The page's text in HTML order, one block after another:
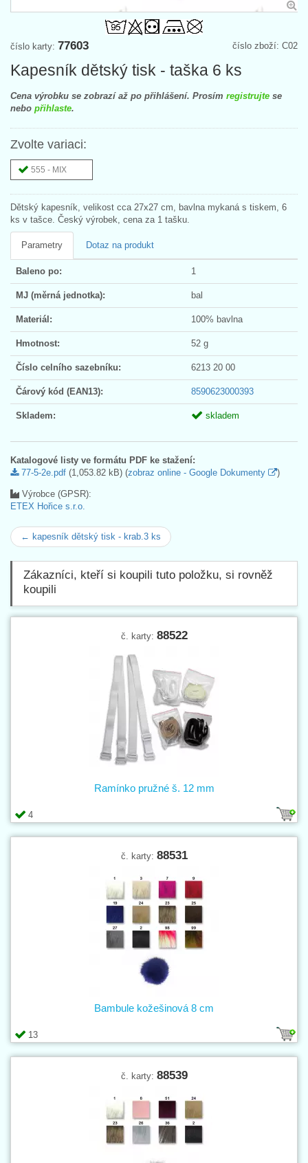
číslo zboží: C02
číslo karty: 77603
Kapesník dětský tisk - taška 6 ks
Cena výrobku se zobrazí až po přihlášení. Prosím registrujte se
nebo přihlaste.
Zvolte variaci:
555 - MIX
Dětský kapesník, velikost cca 27x27 cm, bavlna mykaná s tiskem, 6
ks v tašce. Český výrobek, cena za 1 tašku.
Parametry Dotaz na produkt
Baleno po: 1
MJ (měrná jednotka): bal
Materiál: 100% bavlna
Hmotnost: 52 g
Číslo celního sazebníku: 6213 20 00
Čárový kód (EAN13): 8590623000393
Skladem: skladem
Katalogové listy ve formátu PDF ke stažení:
77-5-2e.pdf (1,053.82 kB) (zobraz online - Google Dokumenty )
Výrobce (GPSR):
ETEX Hořice s.r.o.
← kapesník dětský tisk - krab.3 ks
Zákazníci, kteří si koupili tuto položku, si rovněž
koupili
č. karty: 88522
4
Ramínko pružné š. 12 mm
č. karty: 88531
13
Bambule kožešinová 8 cm
č. karty: 88539